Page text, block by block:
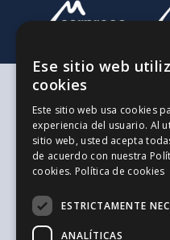
Según tus necesidades
Para ti y tu familia
Para tus ahorros e
Para tu empresa
La alternativa a los
Trabaja con nosotros
El Blog de la Ingeniería
Blog de Jovenes Inspirit
Ese sitio web
cookies
Este sitio web usa cookies
experiencia del usuario. Al
sitio web, usted acepta
de acuerdo con nuestra
cookies. Política de cookies
ESTRICTAMENTE
ANALÍTICAS